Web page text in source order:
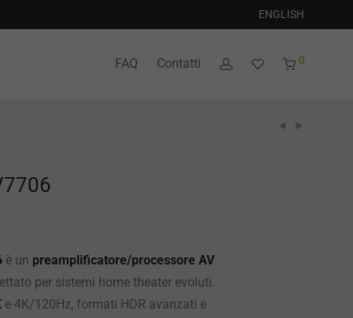
ENGLISH
FAQ Contatti 0
è un preamplificatore/processore AV
per sistemi home theater evoluti.
e 4K/120Hz, formati HDR avanzati e